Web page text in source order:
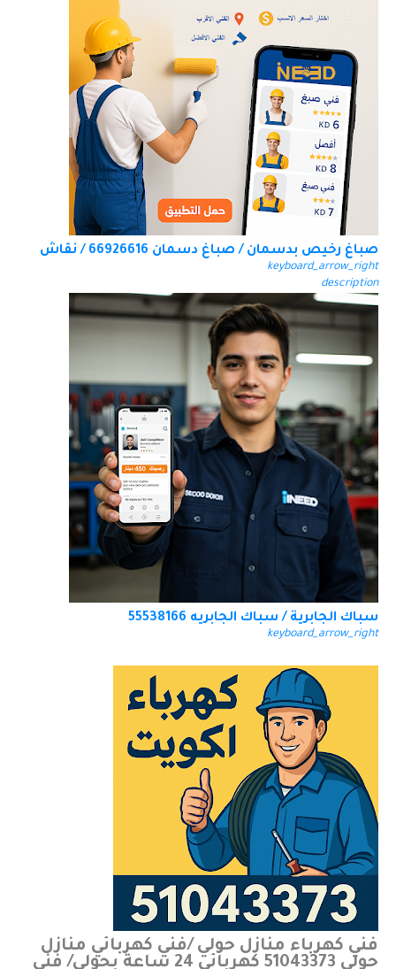
صباغ رخيص بدسمان / صباغ دسمان 66926616 / نقاش
keyboard_arrow_right
description
سباك الجابرية / سباك الجابريه 55538166
keyboard_arrow_right
فني كهرباء منازل حولي /فني كهربائي منازل
حولي 51043373 كهربائي 24 ساعة بحولي/ فني